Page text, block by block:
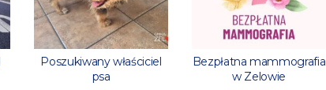
Poszukiwany właściciel
psa
Bezpłatna mammografia
w Zelowie